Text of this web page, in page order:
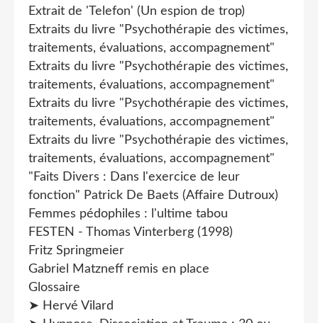
Extrait de 'Telefon' (Un espion de trop)
Extraits du livre "Psychothérapie des victimes,
traitements, évaluations, accompagnement"
Extraits du livre "Psychothérapie des victimes,
traitements, évaluations, accompagnement"
Extraits du livre "Psychothérapie des victimes,
traitements, évaluations, accompagnement"
Extraits du livre "Psychothérapie des victimes,
traitements, évaluations, accompagnement"
"Faits Divers : Dans l'exercice de leur
fonction" Patrick De Baets (Affaire Dutroux)
Femmes pédophiles : l'ultime tabou
FESTEN - Thomas Vinterberg (1998)
Fritz Springmeier
Gabriel Matzneff remis en place
Glossaire
➤ Hervé Vilard